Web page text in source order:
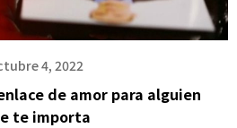
4, 2022
de amor para alguien
te importa